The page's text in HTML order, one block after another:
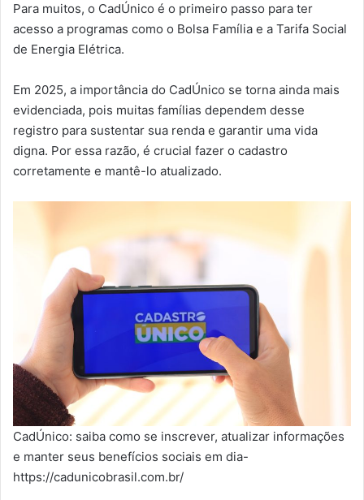
Para muitos, o CadÚnico é o primeiro passo para ter
acesso a programas como o Bolsa Família e a Tarifa Social
de Energia Elétrica.
Em 2025, a importância do CadÚnico se torna ainda mais
evidenciada, pois muitas famílias dependem desse
registro para sustentar sua renda e garantir uma vida
digna. Por essa razão, é crucial fazer o cadastro
corretamente e mantê-lo atualizado.
CadÚnico: saiba como se inscrever, atualizar informações
e manter seus benefícios sociais em dia-
https://cadunicobrasil.com.br/